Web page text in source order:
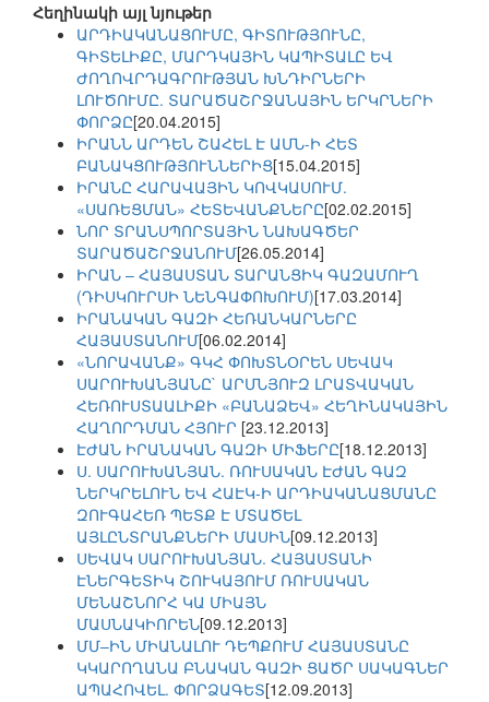
Հեղինակի այլ նյութեր
ԱՐԴԻԱԿԱՆԱՑՈՒՄԸ, ԳԻՏՈՒԹՅՈՒՆԸ,
ԳԻՏԵԼԻՔԸ, ՄԱՐԴԿԱՅԻՆ ԿԱՊԻՏԱԼԸ ԵՎ
ԺՈՂՈՎՐԴԱԳՐՈՒԹՅԱՆ ԽՆԴԻՐՆԵՐԻ
ԼՈՒԾՈՒՄԸ. ՏԱՐԱԾԱՇՐՋԱՆԱՅԻՆ ԵՐԿՐՆԵՐԻ
ՓՈՐՁԸ[20.04.2015]
ԻՐԱՆՆ ԱՐԴԵՆ ՇԱՀԵԼ Է ԱՄՆ-Ի ՀԵՏ
ԲԱՆԱԿՑՈՒԹՅՈՒՆՆԵՐԻՑ[15.04.2015]
ԻՐԱՆԸ ՀԱՐԱՎԱՅԻՆ ԿՈՎԿԱՍՈՒՄ.
«ՍԱՌԵՑՄԱՆ» ՀԵՏԵՎԱՆՔՆԵՐԸ[02.02.2015]
ՆՈՐ ՏՐԱՆՍՊՈՐՏԱՅԻՆ ՆԱԽԱԳԾԵՐ
ՏԱՐԱԾԱՇՐՋԱՆՈՒՄ[26.05.2014]
ԻՐԱՆ – ՀԱՅԱՍՏԱՆ ՏԱՐԱՆՑԻԿ ԳԱԶԱՄՈՒՂ
(ԴԻՍԿՈՒՐՍԻ ՆԵՆԳԱՓՈԽՈՒՄ)[17.03.2014]
ԻՐԱՆԱԿԱՆ ԳԱԶԻ ՀԵՌԱՆԿԱՐՆԵՐԸ
ՀԱՅԱՍՏԱՆՈՒՄ[06.02.2014]
«ՆՈՐԱՎԱՆՔ» ԳԿՀ ՓՈԽՏՆՕՐԵՆ ՍԵՎԱԿ
ՍԱՐՈՒԽԱՆՅԱՆԸ` ԱՐՄՆՅՈՒԶ ԼՐԱՏՎԱԿԱՆ
ՀԵՌՈՒՍՏԱԱԼԻՔԻ «ԲԱՆԱՁԵՎ» ՀԵՂԻՆԱԿԱՅԻՆ
ՀԱՂՈՐԴՄԱՆ ՀՅՈՒՐ [23.12.2013]
ԷԺԱՆ ԻՐԱՆԱԿԱՆ ԳԱԶԻ ՄԻՖԵՐԸ[18.12.2013]
Ս. ՍԱՐՈՒԽԱՆՅԱՆ. ՌՈՒՍԱԿԱՆ ԷԺԱՆ ԳԱԶ
ՆԵՐԿՐԵԼՈՒՆ ԵՎ ՀԱԷԿ-Ի ԱՐԴԻԱԿԱՆԱՑՄԱՆԸ
ԶՈՒԳԱՀԵՌ ՊԵՏՔ Է ՄՏԱԾԵԼ
ԱՅԼԸՆՏՐԱՆՔՆԵՐԻ ՄԱՍԻՆ[09.12.2013]
ՍԵՎԱԿ ՍԱՐՈՒԽԱՆՅԱՆ. ՀԱՅԱՍՏԱՆԻ
ԷՆԵՐԳԵՏԻԿ ՇՈՒԿԱՅՈՒՄ ՌՈՒՍԱԿԱՆ
ՄԵՆԱՇՆՈՐՀ ԿԱ ՄԻԱՅՆ
ՄԱՍՆԱԿԻՈՐԵՆ[09.12.2013]
ՄՄ–ԻՆ ՄԻԱՆԱԼՈՒ ԴԵՊՔՈՒՄ ՀԱՅԱՍՏԱՆԸ
ԿԿԱՐՈՂԱՆԱ ԲՆԱԿԱՆ ԳԱԶԻ ՑԱԾՐ ՍԱԿԱԳՆԵՐ
ԱՊԱՀՈՎԵԼ. ՓՈՐՁԱԳԵՏ[12.09.2013]